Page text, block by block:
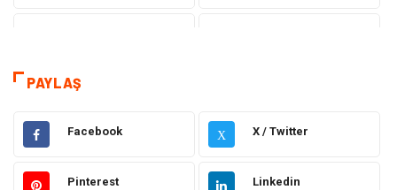
Sağlık
Teknoloji ve İnternet Hukuk
Elektrik ve Elektronik Gıda
PAYLAŞ
Facebook X X / Twitter
Pinterest Linkedin